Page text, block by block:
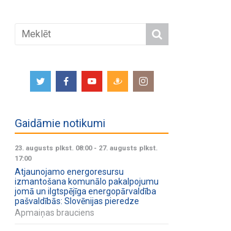
Gaidāmie notikumi
23. augusts plkst. 08:00- 27. augusts plkst.
17:00
Atjaunojamo energoresursu
izmantošana komunālo pakalpojumu
jomā un ilgtspējīga energopārvaldība
pašvaldībās: Slovēnijas pieredze
Apmaiņas brauciens